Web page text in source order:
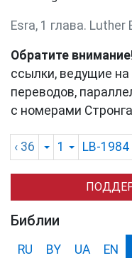
Esra, 1 глава. Luther
Обратите внимание
ссылки, ведущие
переводов,
с номерами
‹ 36 1 LB-1984
Библии
RU BY UA EN